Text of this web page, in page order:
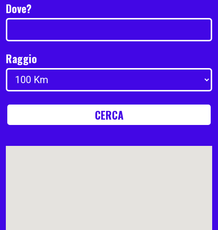
Dove?
Raggio
CERCA